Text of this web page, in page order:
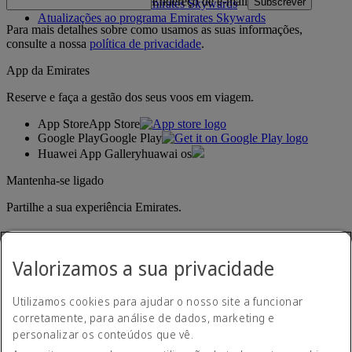
Regras do programa Emirates Skywards
Atualizações ao programa Emirates Skywards
Para mais detalhes sobre como usamos as suas informações,
consulte a nossa política de privacidade.
App da Emirates
Reserve e faça a gestão dos seus voos em viagem.
App StoreApp Store
Google PlayGoogle Play
Huawei App Galleryhuawai os
Mantenha-se ligado
Partilhe a sua experiência Emirates.
Declaração de acessibilidade
Valorizamos a sua privacidade
Utilizamos cookies para ajudar o nosso site a funcionar
corretamente, para análise de dados, marketing e
personalizar os conteúdos que vê.